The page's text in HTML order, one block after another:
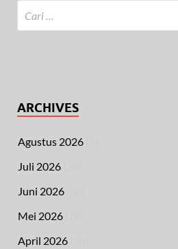
ARCHIVES
Agustus 2026
Juli 2026
Juni 2026
Mei 2026
April 2026